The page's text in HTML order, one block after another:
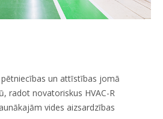
un attīstības jomā
radot novatoriskus HVAC-R
vides aizsardzības